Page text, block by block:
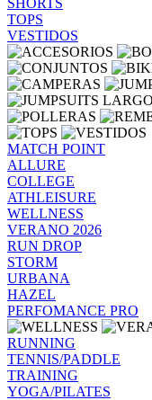
SHORTS
TOPS
VESTIDOS
MATCH POINT
ALLURE
COLLEGE
ATHLEISURE
WELLNESS
VERANO 2026
RUN DROP
STORM
URBANA
HAZEL
PERFOMANCE PRO
RUNNING
TENNIS/PADDLE
TRAINING
YOGA/PILATES